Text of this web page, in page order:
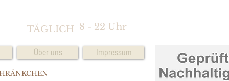
TÄGLICH 8 - 22 Uhr
Über uns Impressum